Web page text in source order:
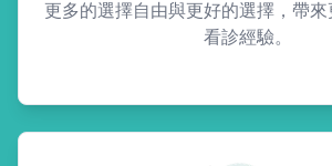
更多的選擇自由與更好的選擇，帶
看診經驗。